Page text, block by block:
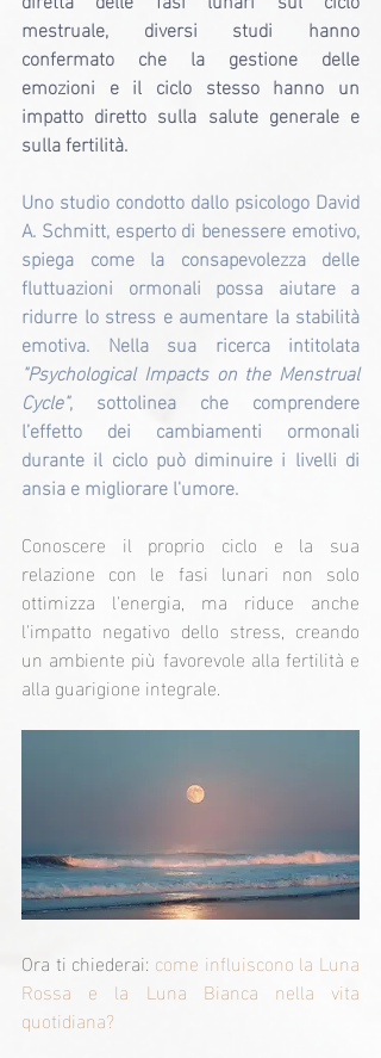
mestruale, diversi studi hanno
confermato che la gestione delle
emozioni e il ciclo stesso hanno un
impatto diretto sulla salute generale e
sulla fertilità.
Uno studio condotto dallo psicologo David
A. Schmitt, esperto di benessere emotivo,
spiega come la consapevolezza delle
fluttuazioni ormonali possa aiutare a
ridurre lo stress e aumentare la stabilità
"Psychological Impacts on the Menstrual
Cycle", sottolinea che comprendere
l’effetto dei cambiamenti ormonali
durante il ciclo può diminuire i livelli di
ansia e migliorare l'umore.
Conoscere il proprio ciclo e la sua
relazione con le fasi lunari non solo
ottimizza l'energia, ma riduce anche
l'impatto negativo dello stress, creando
un ambiente più favorevole alla fertilità e
alla guarigione integrale.
Ora ti chiederai: come influiscono la Luna
Rossa e la Luna Bianca nella vita
quotidiana?